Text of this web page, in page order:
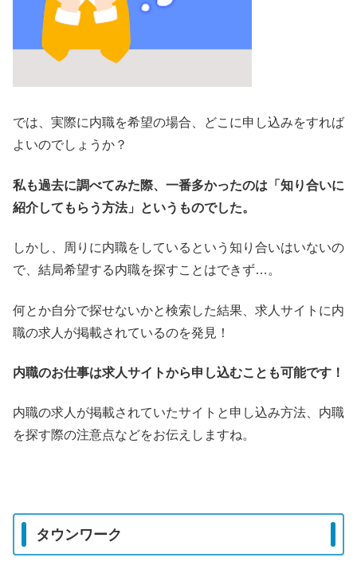
では、実際に内職を希望の場合、どこに申し込みをすれば
よいのでしょうか？
私も過去に調べてみた際、一番多かったのは「知り合いに
紹介してもらう方法」というものでした。
しかし、周りに内職をしているという知り合いはいないの
で、結局希望する内職を探すことはできず…。
何とか自分で探せないかと検索した結果、求人サイトに内
職の求人が掲載されているのを発見！
内職のお仕事は求人サイトから申し込むことも可能です！
内職の求人が掲載されていたサイトと申し込み方法、内職
を探す際の注意点などをお伝えしますね。
タウンワーク